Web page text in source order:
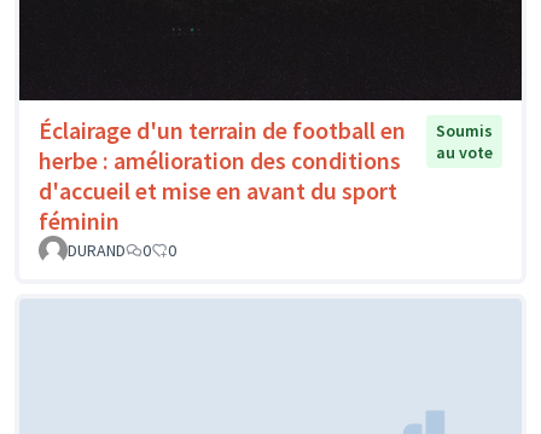
Éclairage d'un terrain de football en
herbe : amélioration des conditions
d'accueil et mise en avant du sport
féminin
Soumis
au vote
DURAND 0 0